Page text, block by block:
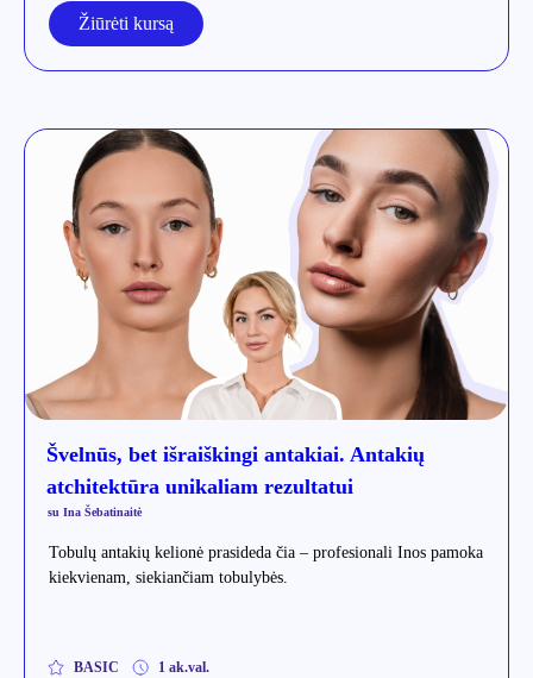
Žiūrėti kursą
Švelnūs, bet išraiškingi antakiai. Antakių
atchitektūra unikaliam rezultatui
su Ina Šebatinaitė
Tobulų antakių kelionė prasideda čia – profesionali Inos pamoka
kiekvienam, siekiančiam tobulybės.
BASIC 1 ak.val.